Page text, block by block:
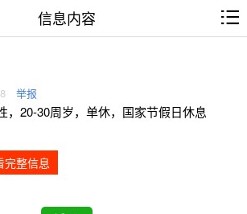
信息内容
举报
，20-30周岁，单休，国家节假日休息
完整信息